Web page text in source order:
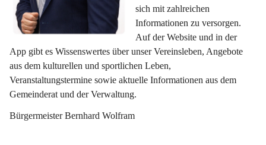
sich mit zahlreichen
Informationen zu versorgen.
Auf der Website und in der
App gibt es Wissenswertes über unser Vereinsleben, Angebote
aus dem kulturellen und sportlichen Leben,
Veranstaltungstermine sowie aktuelle Informationen aus dem
Gemeinderat und der Verwaltung.
Bürgermeister Bernhard Wolfram